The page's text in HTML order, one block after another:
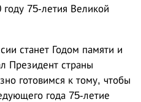
75-летия Великой
станет Годом памяти и
Президент страны
готовимся к тому, чтобы
года 75-летие